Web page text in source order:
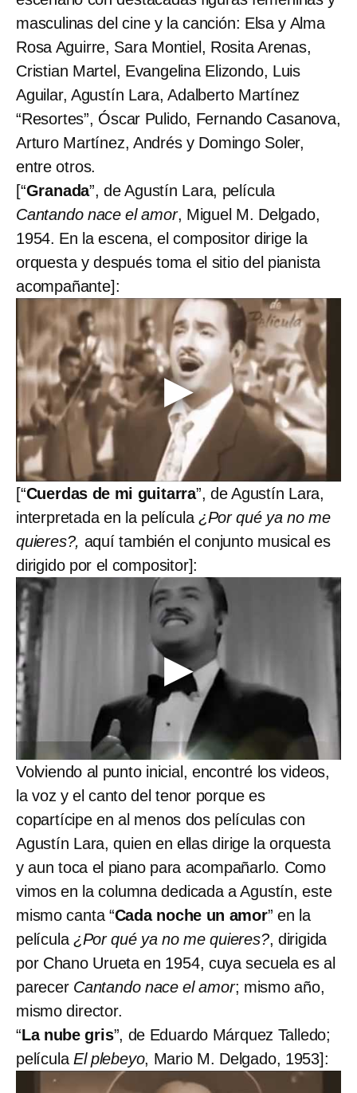
masculinas del cine y la canción: Elsa y Alma
Rosa Aguirre, Sara Montiel, Rosita Arenas,
Cristian Martel, Evangelina Elizondo, Luis
Aguilar, Agustín Lara, Adalberto Martínez
“Resortes”, Óscar Pulido, Fernando Casanova,
Arturo Martínez, Andrés y Domingo Soler,
entre otros.
[“Granada”, de Agustín Lara, película
Cantando nace el amor, Miguel M. Delgado,
1954. En la escena, el compositor dirige la
orquesta y después toma el sitio del pianista
acompañante]:
[“Cuerdas de mi guitarra”, de Agustín Lara,
interpretada en la película ¿Por qué ya no me
quieres?, aquí también el conjunto musical es
dirigido por el compositor]:
Volviendo al punto inicial, encontré los videos,
la voz y el canto del tenor porque es
copartícipe en al menos dos películas con
Agustín Lara, quien en ellas dirige la orquesta
y aun toca el piano para acompañarlo. Como
vimos en la columna dedicada a Agustín, este
mismo canta “Cada noche un amor” en la
película¿Por qué ya no me quieres?, dirigida
por Chano Urueta en 1954, cuya secuela es al
parecer Cantando nace el amor; mismo año,
mismo director.
“La nube gris”, de Eduardo Márquez Talledo;
películaEl plebeyo, Mario M. Delgado, 1953]: